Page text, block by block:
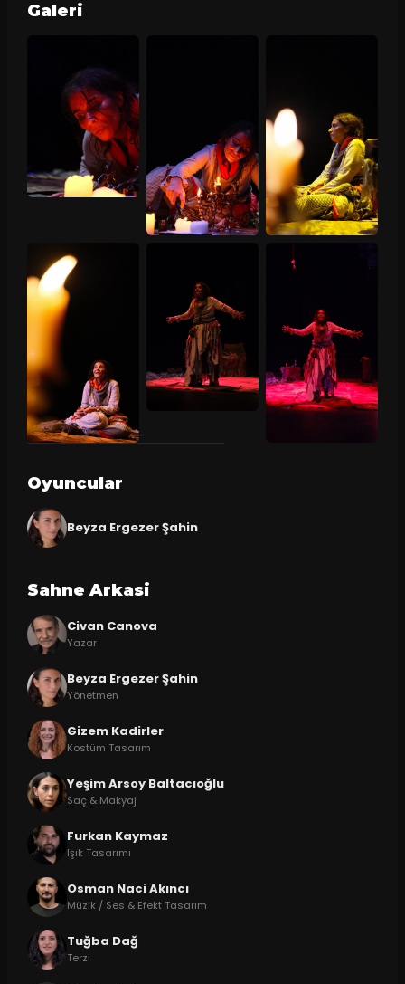
Galeri
Oyuncular
Beyza Ergezer Şahin
Sahne Arkasi
Civan Canova
Yazar
Beyza Ergezer Şahin
Yönetmen
Gizem Kadirler
Kostüm Tasarım
Yeşim Arsoy Baltacıoğlu
Saç & Makyaj
Furkan Kaymaz
Işık Tasarımı
Osman Naci Akıncı
Müzik / Ses & Efekt Tasarım
Tuğba Dağ
Terzi